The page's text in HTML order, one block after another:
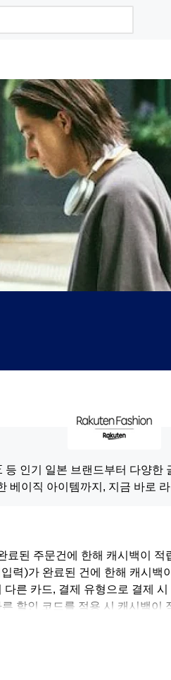
인기 일본 브랜드부터 다양
베이직 아이템까지, 지금 바로
된 주문건에 한해 캐시백이 적
력)가 완료된 건에 한해 캐시백
른 카드, 결제 유형으로 결제
할인 코드를 적용 시 캐시백이